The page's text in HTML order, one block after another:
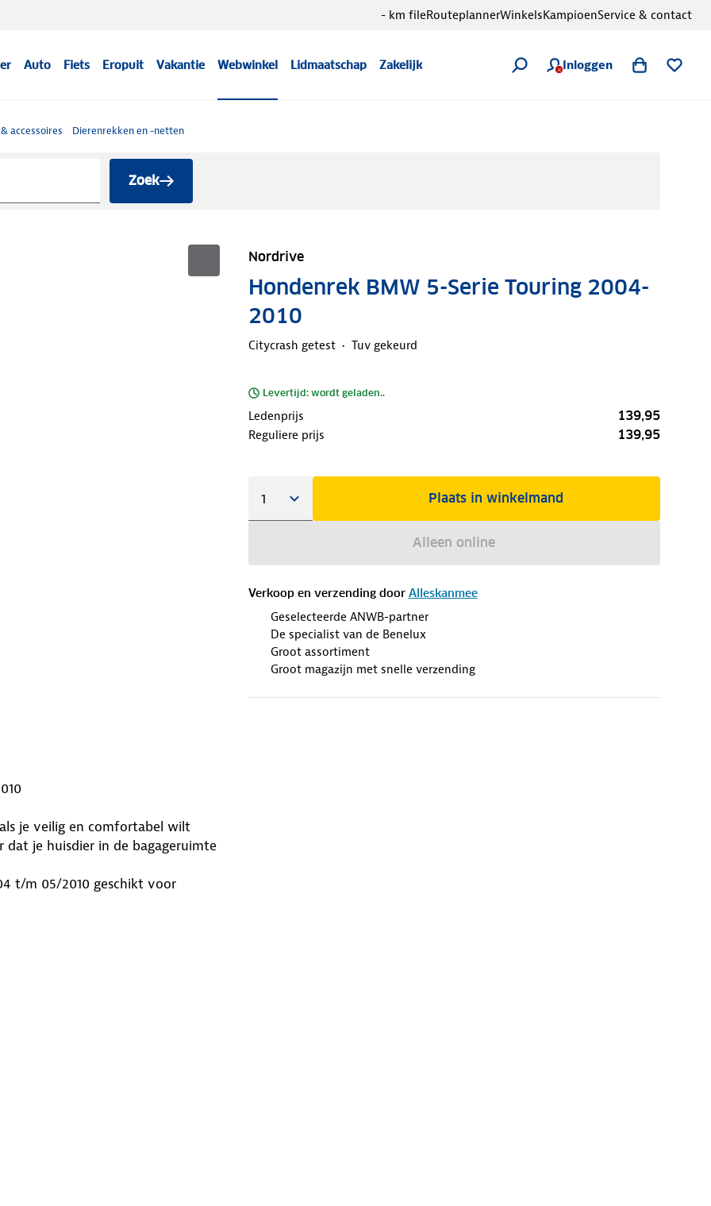
Auto Fiets Eropuit Vakantie Webwinkel Lidmaatschap Zakelijk Inloggen
- km fileRouteplannerWinkelsKampioenService & contact
accessoires Dierenrekken en -netten
Zoek
Nordrive
Hondenrek BMW 5-Serie Touring 2004-
2010
Citycrash getest Tuv gekeurd
Levertijd: wordt geladen..
Ledenprijs 139,95
Reguliere prijs 139,95
Plaats in winkelmand
Alleen online
Verkoop en verzending door Alleskanmee
Geselecteerde ANWB-partner
De specialist van de Benelux
Groot assortiment
Groot magazijn met snelle verzending
je veilig en comfortabel wilt
je huisdier in de bagageruimte
t/m 05/2010 geschikt voor
comfortabeler. Het rek zorgt
in je auto. Het voorkomt dat
voren schuift tijdens het rijden.
combineren.
2004 t/m 05/2010
van de Nordrive